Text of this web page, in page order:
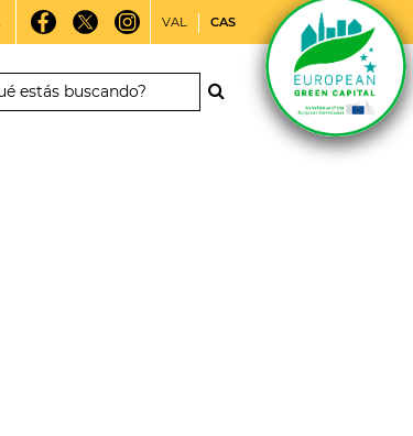
VAL CAS